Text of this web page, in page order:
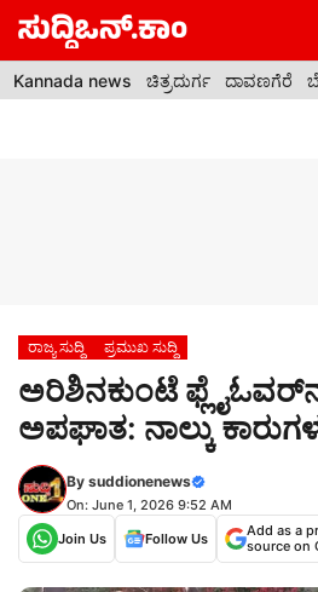
Skip
content
Kannada news ಚಿತ್ರದುರ್ಗ ದಾವಣಗೆರೆ
ರಾಜ್ಯ ಸುದ್ದಿ ಪ್ರಮುಖ ಸುದ್ದಿ
ಅರಿಶಿನಕುಂಟೆ
ಅಪಘಾತ: ನಾಲ್ಕು
By suddionenews
On: June 1, 2026 9:52 AM
Join Us
Follow Us
Add as a
source on